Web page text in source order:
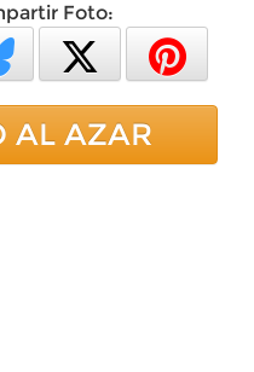
Foto:
AL AZAR